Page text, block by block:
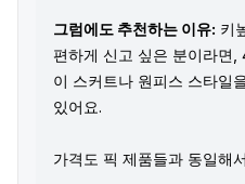
그럼에도 추천하는 이유: 키
편하게 신고 싶은 분이라면
이 스커트나 원피스 스타일
있어요.
가격도 픽 제품들과 동일해